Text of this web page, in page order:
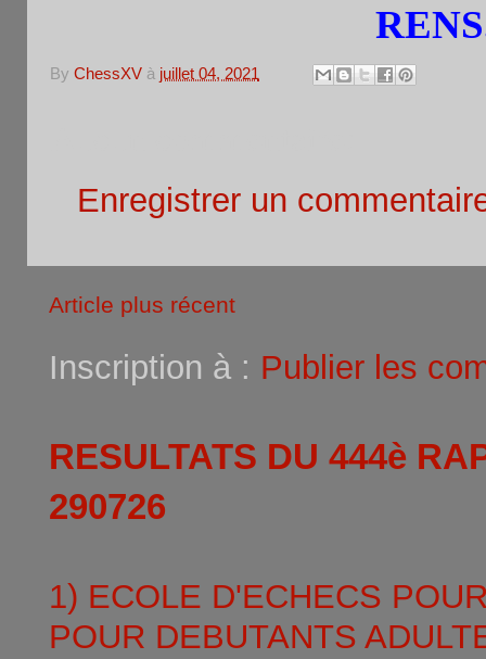
By ChessXV à juillet 04, 2021
Enregistrer un
Article plus récent
Inscription à : Publier les
RESULTATS DU 444è
290726
1) ECOLE D'ECHECS
POUR DEBUTANTS